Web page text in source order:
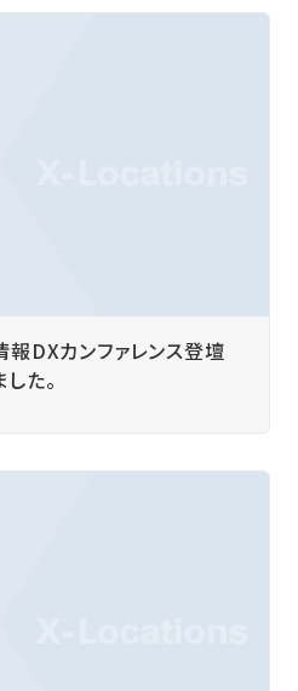
DXカンファレンス登壇
た。